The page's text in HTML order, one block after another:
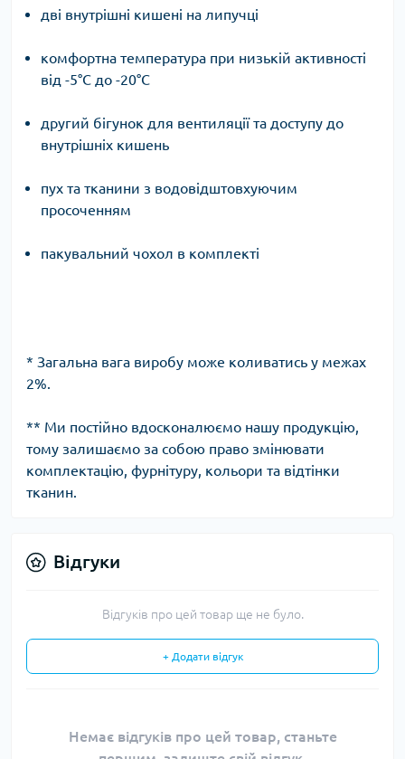
дві внутрішні кишені на липучці
комфортна температура при низькій активності
від -5°C до -20°C
другий бігунок для вентиляції та доступу до
внутрішніх кишень
пух та тканини з водовідштовхуючим
просоченням
пакувальний чохол в комплекті
* Загальна вага виробу може коливатись у межах
2%.
** Ми постійно вдосконалюємо нашу продукцію,
тому залишаємо за собою право змінювати
комплектацію, фурнітуру, кольори та відтінки
тканин.
Відгуки
Відгуків про цей товар ще не було.
+ Додати відгук
Немає відгуків про цей товар, станьте